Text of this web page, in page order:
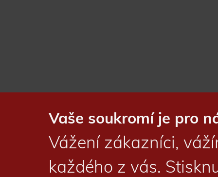
Vaše soukromí je pro
Vážení zákazníci,
každého z vás.